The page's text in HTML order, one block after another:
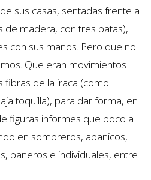
sus casas, sentadas frente a
de madera, con tres patas),
con sus manos. Pero que no
Que eran movimientos
fibras de la iraca (como
toquilla), para dar forma, en
figuras informes que poco a
en sombreros, abanicos,
paneros e individuales, entre